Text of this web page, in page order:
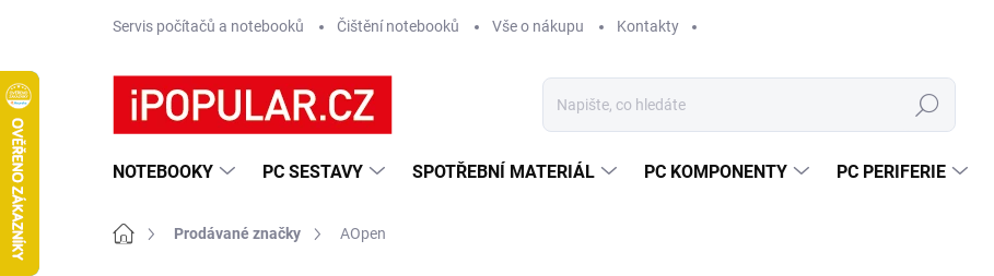
Servis počítačů a notebooků Čištění notebooků Vše o nákupu Kontakty
Hledat
NOTEBOOKY PC SESTAVY SPOTŘEBNÍ MATERIÁL PC KOMPONENTY PC PERIFERIE
Domů Prodávané značky AOpen